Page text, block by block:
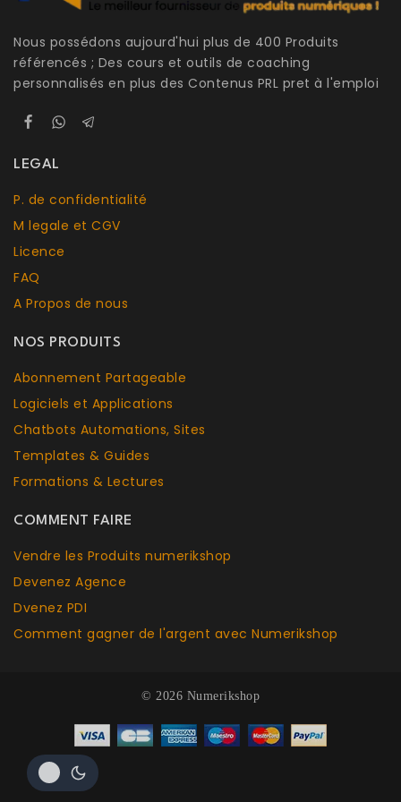
Nous possédons aujourd'hui plus de 400 Produits
référencés ; Des cours et outils de coaching
personnalisés en plus des Contenus PRL pret à l'emploi
LEGAL
P. de confidentialité
M legale et CGV
Licence
FAQ
A Propos de nous
NOS PRODUITS
Abonnement Partageable
Logiciels et Applications
Chatbots Automations, Sites
Templates & Guides
Formations & Lectures
COMMENT FAIRE
Vendre les Produits numerikshop
Devenez Agence
Dvenez PDI
Comment gagner de l'argent avec Numerikshop
© 2026 Numerikshop